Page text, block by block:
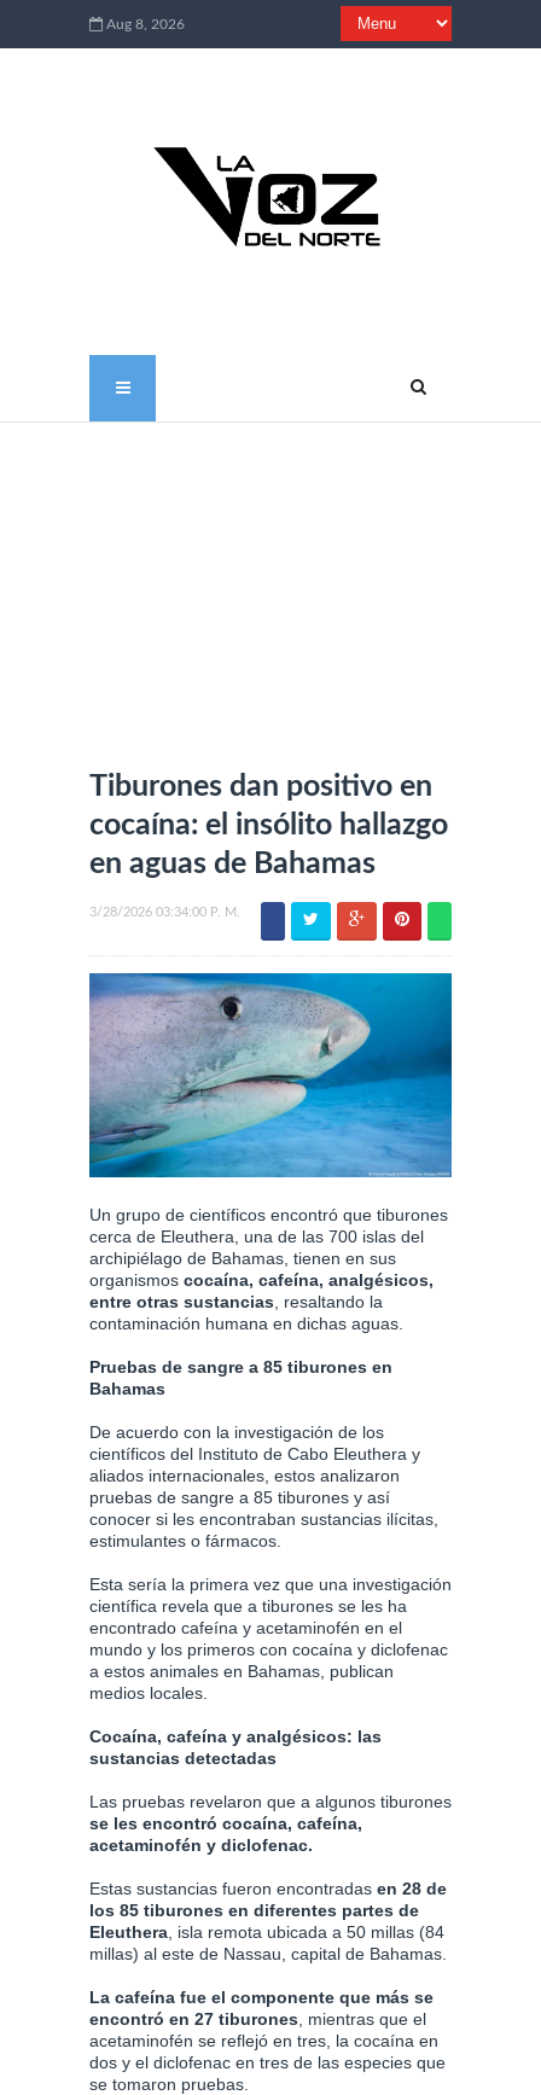
Aug 8, 2026
Tiburones dan positivo en
cocaína: el insólito hallazgo
en aguas de Bahamas
3/28/2026 03:34:00 P. M.
Un grupo de científicos encontró que tiburones
cerca de Eleuthera, una de las 700 islas del
archipiélago de Bahamas, tienen en sus
organismos cocaína, cafeína, analgésicos,
entre otras sustancias , resaltando la
contaminación humana en dichas aguas.
Pruebas de sangre a 85 tiburones en
Bahamas
De acuerdo con la investigación de los
científicos del Instituto de Cabo Eleuthera y
aliados internacionales, estos analizaron
pruebas de sangre a 85 tiburones y así
conocer si les encontraban sustancias ilícitas,
estimulantes o fármacos.
Esta sería la primera vez que una investigación
científica revela que a tiburones se les ha
encontrado cafeína y acetaminofén en el
mundo y los primeros con cocaína y diclofenac
a estos animales en Bahamas, publican
medios locales.
Cocaína, cafeína y analgésicos: las
sustancias detectadas
Las pruebas revelaron que a algunos tiburones
se les encontró cocaína, cafeína,
acetaminofén y diclofenac.
Estas sustancias fueron encontradas en 28 de
los 85 tiburones en diferentes partes de
Eleuthera , isla remota ubicada a 50 millas (84
millas) al este de Nassau, capital de Bahamas.
La cafeína fue el componente que más se
encontró en 27 tiburones , mientras que el
acetaminofén se reflejó en tres, la cocaína en
dos y el diclofenac en tres de las especies que
se tomaron pruebas.